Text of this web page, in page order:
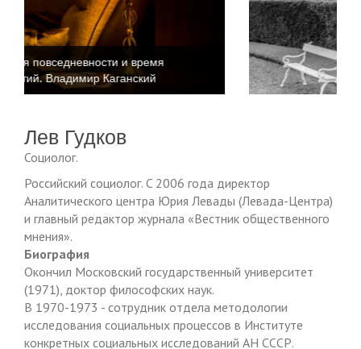
Время повседневности и время
событий. Катриона Келли
Лев Гудков
Социолог.
Российский социолог. C 2006 года директор
Аналитического центра Юрия Левады (Левада-Центра)
и главный редактор журнала «Вестник общественного
мнения».
Биография
Окончил Московский государственный университет
(1971), доктор философских наук.
В 1970-1973 - сотрудник отдела методологии
исследования социальных процессов в Институте
конкретных социальных исследований АН СССР.